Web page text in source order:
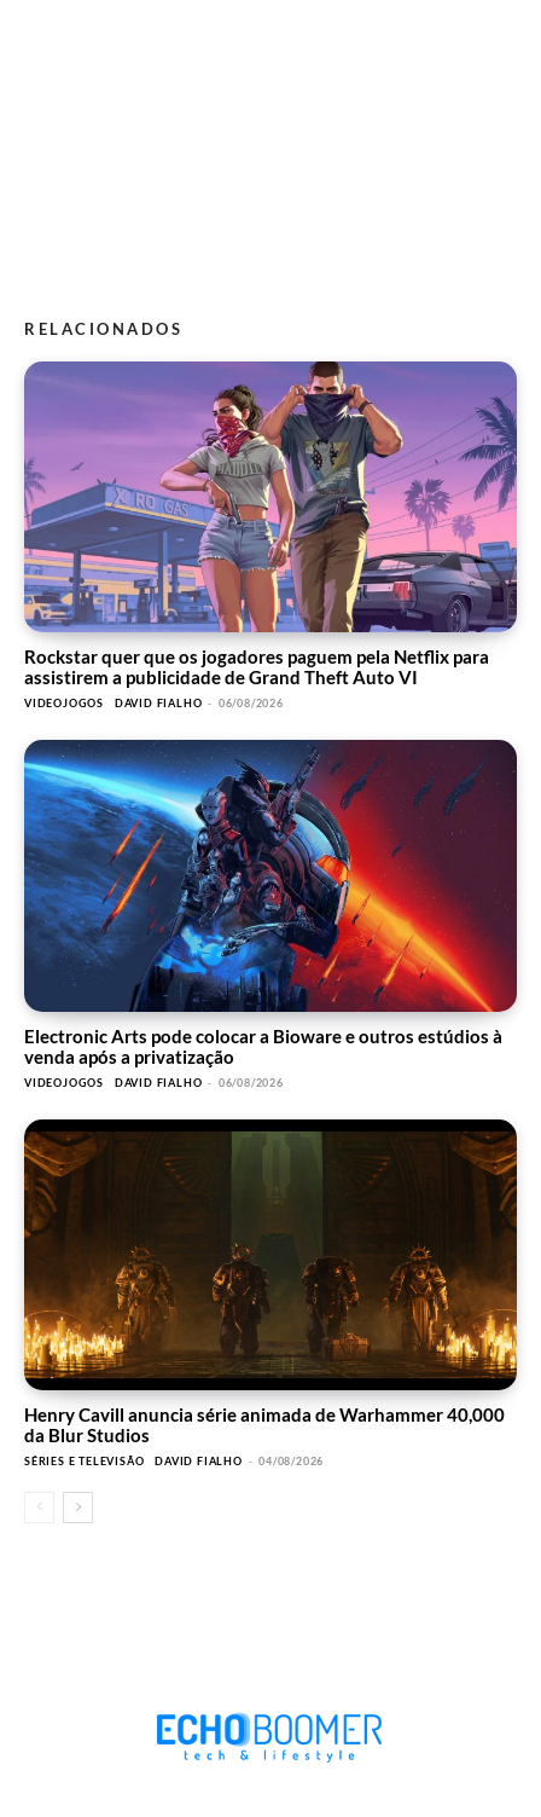
RELACIONADOS
Rockstar quer que os jogadores paguem pela Netflix para
assistirem a publicidade de Grand Theft Auto VI
VIDEOJOGOS DAVID FIALHO - 06/08/2026
Electronic Arts pode colocar a Bioware e outros estúdios à
venda após a privatização
VIDEOJOGOS DAVID FIALHO - 06/08/2026
Henry Cavill anuncia série animada de Warhammer 40,000
da Blur Studios
SÉRIES E TELEVISÃO DAVID FIALHO - 04/08/2026